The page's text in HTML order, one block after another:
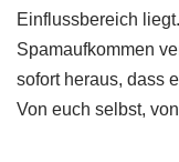
Einflussbereich
Spamaufkommen
sofort heraus, dass
Von euch selbst,